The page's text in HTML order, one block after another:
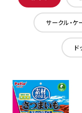
サークル・ケ
ド